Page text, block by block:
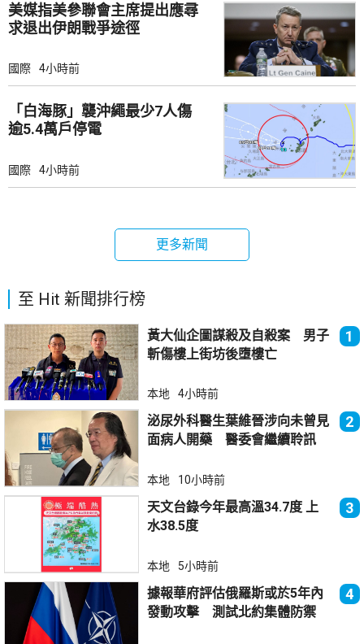
美媒指美參聯會主席提出應尋
求退出伊朗戰爭途徑
國際 4小時前
「白海豚」襲沖繩最少7人傷
逾5.4萬戶停電
國際 4小時前
更多新聞
至 Hit 新聞排行榜
黃大仙企圖謀殺及自殺案 男子
斬傷樓上街坊後墮樓亡
1
本地 4小時前
泌尿外科醫生葉維晉涉向未曾見
面病人開藥 醫委會繼續聆訊
2
本地 10小時前
天文台錄今年最高溫34.7度 上
水38.5度
3
本地 5小時前
據報華府評估俄羅斯或於5年內
發動攻擊 測試北約集體防禦
4